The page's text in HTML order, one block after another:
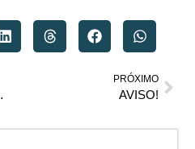
por juízes
PRÓXIMO
AVISO!